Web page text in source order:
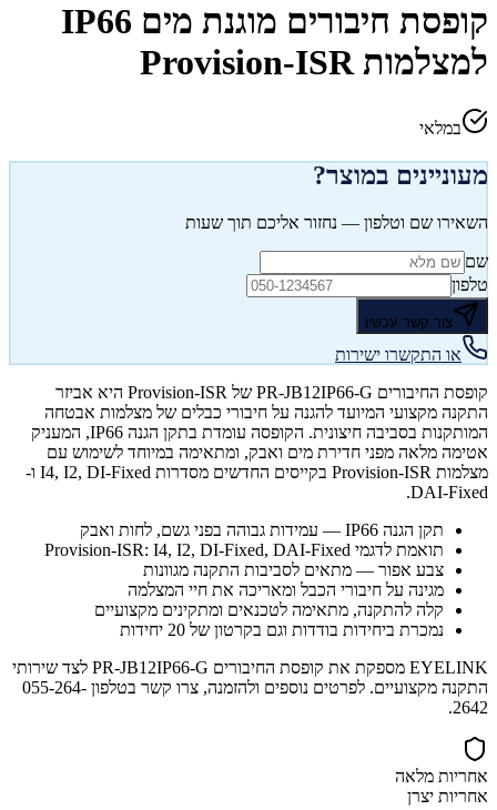
קופסת חיבורים מוגנת מים IP66
למצלמות Provision-ISR
במלאי
מעוניינים במוצר?
השאירו שם וטלפון — נחזור אליכם תוך שעות
שם
טלפון
צור קשר עכשיו
או התקשרו ישירות
קופסת החיבורים PR-JB12IP66-G של Provision-ISR היא אביזר
התקנה מקצועי המיועד להגנה על חיבורי כבלים של מצלמות אבטחה
המותקנות בסביבה חיצונית. הקופסה עומדת בתקן הגנה IP66, המעניק
אטימה מלאה מפני חדירת מים ואבק, ומתאימה במיוחד לשימוש עם
מצלמות Provision-ISR בקייסים החדשים מסדרות I4, I2, DI-Fixed ו-
DAI-Fixed.
תקן הגנה IP66 — עמידות גבוהה בפני גשם, לחות ואבק
תואמת לדגמי Provision-ISR: I4, I2, DI-Fixed, DAI-Fixed
צבע אפור — מתאים לסביבות התקנה מגוונות
מגינה על חיבורי הכבל ומאריכה את חיי המצלמה
קלה להתקנה, מתאימה לטכנאים ומתקינים מקצועיים
נמכרת ביחידות בודדות וגם בקרטון של 20 יחידות
EYELINK מספקת את קופסת החיבורים PR-JB12IP66-G לצד שירותי
התקנה מקצועיים. לפרטים נוספים ולהזמנה, צרו קשר בטלפון 055-264-
2642.
אחריות מלאה
אחריות יצרן